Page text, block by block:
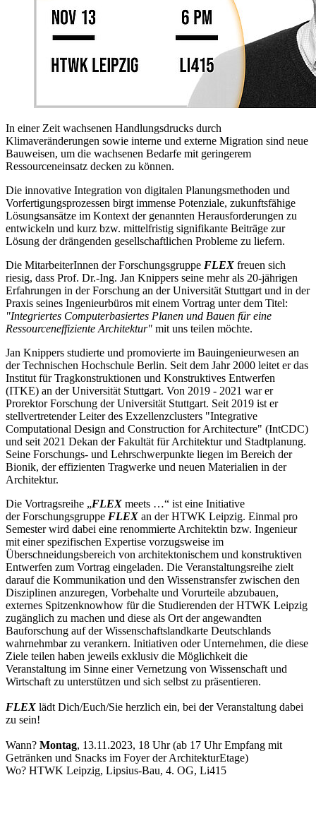
In einer Zeit wachsenen Handlungsdrucks durch
Klimaveränderungen sowie interne und externe Migration sind neue
Bauweisen, um die wachsenen Bedarfe mit geringerem
Ressourceneinsatz decken zu können.
Die innovative Integration von digitalen Planungsmethoden und
Vorfertigungsprozessen birgt immense Potenziale, zukunftsfähige
Lösungsansätze im Kontext der genannten Herausforderungen zu
entwickeln und kurz bzw. mittelfristig signifikante Beiträge zur
Lösung der drängenden gesellschaftlichen Probleme zu liefern.
Die MitarbeiterInnen der Forschungsgruppe FLEX freuen sich
riesig, dass Prof. Dr.-Ing. Jan Knippers seine mehr als 20-jährigen
Erfahrungen in der Forschung an der Universität Stuttgart und in der
Praxis seines Ingenieurbüros mit einem Vortrag unter dem Titel:
"Integriertes Computerbasiertes Planen und Bauen für eine
Ressourceneffiziente Architektur" mit uns teilen möchte.
Jan Knippers studierte und promovierte im Bauingenieurwesen an
der Technischen Hochschule Berlin. Seit dem Jahr 2000 leitet er das
Institut für Tragkonstruktionen und Konstruktives Entwerfen
(ITKE) an der Universität Stuttgart. Von 2019 - 2021 war er
Prorektor Forschung der Universität Stuttgart. Seit 2019 ist er
stellvertretender Leiter des Exzellenzclusters "Integrative
Computational Design and Construction for Architecture" (IntCDC)
und seit 2021 Dekan der Fakultät für Architektur und Stadtplanung.
Seine Forschungs- und Lehrschwerpunkte liegen im Bereich der
Bionik, der effizienten Tragwerke und neuen Materialien in der
Architektur.
Die Vortragsreihe „FLEX meets …“ ist eine Initiative
der Forschungsgruppe FLEX an der HTWK Leipzig. Einmal pro
Semester wird dabei eine renommierte Architektin bzw. Ingenieur
mit einer spezifischen Expertise vorzugsweise im
Überschneidungsbereich von architektonischem und konstruktiven
Entwerfen zum Vortrag eingeladen. Die Veranstaltungsreihe zielt
darauf die Kommunikation und den Wissenstransfer zwischen den
Disziplinen anzuregen, Vorbehalte und Vorurteile abzubauen,
externes Spitzenknowhow für die Studierenden der HTWK Leipzig
zugänglich zu machen und diese als Ort der angewandten
Bauforschung auf der Wissenschaftslandkarte Deutschlands
wahrnehmbar zu verankern. Initiativen oder Unternehmen, die diese
Ziele teilen haben jeweils exklusiv die Möglichkeit die
Veranstaltung im Sinne einer Vernetzung von Wissenschaft und
Wirtschaft zu unterstützen und sich selbst zu präsentieren.
FLEX lädt Dich/Euch/Sie herzlich ein, bei der Veranstaltung dabei
zu sein!
Wann? Montag, 13.11.2023, 18 Uhr (ab 17 Uhr Empfang mit
Getränken und Snacks im Foyer der ArchitekturEtage)
Wo? HTWK Leipzig, Lipsius-Bau, 4. OG, Li415